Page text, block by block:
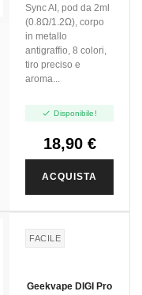
Sync AI, pod da 2ml
(0.8Ω/1.2Ω), corpo
in metallo
antigraffio, 8 colori,
tiro preciso e
aroma...
 Disponibile!
18,90 €
ACQUISTA
FACILE
Geekvape DIGI Pro